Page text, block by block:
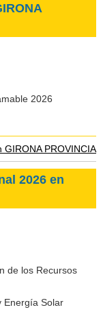
2026
PROVINCIA
2026 en
de los Recursos
Energía Solar